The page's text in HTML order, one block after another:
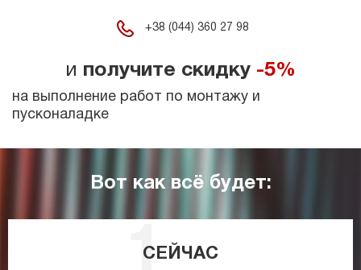
+38 (044) 360 27 98
и получите скидку -5%
на выполнение работ по монтажу и
пусконаладке
Вот как всё будет:
СЕЙЧАС